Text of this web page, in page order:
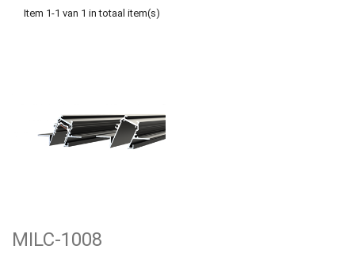
Item 1-1 van 1 in totaal item(s)
MILC-1008